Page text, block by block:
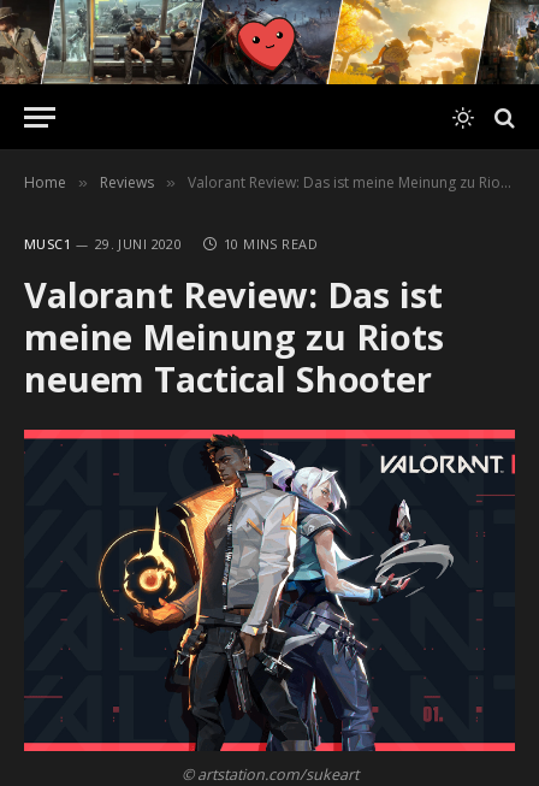
Home » Reviews » Valorant Review: Das ist meine Meinung zu Riots neuem Tactical Shooter
MUSC1 29. JUNI 2020 10 MINS READ
Valorant Review: Das ist
meine Meinung zu Riots
neuem Tactical Shooter
© artstation.com/sukeart